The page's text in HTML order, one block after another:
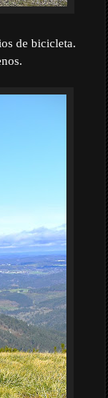
de bicicleta.